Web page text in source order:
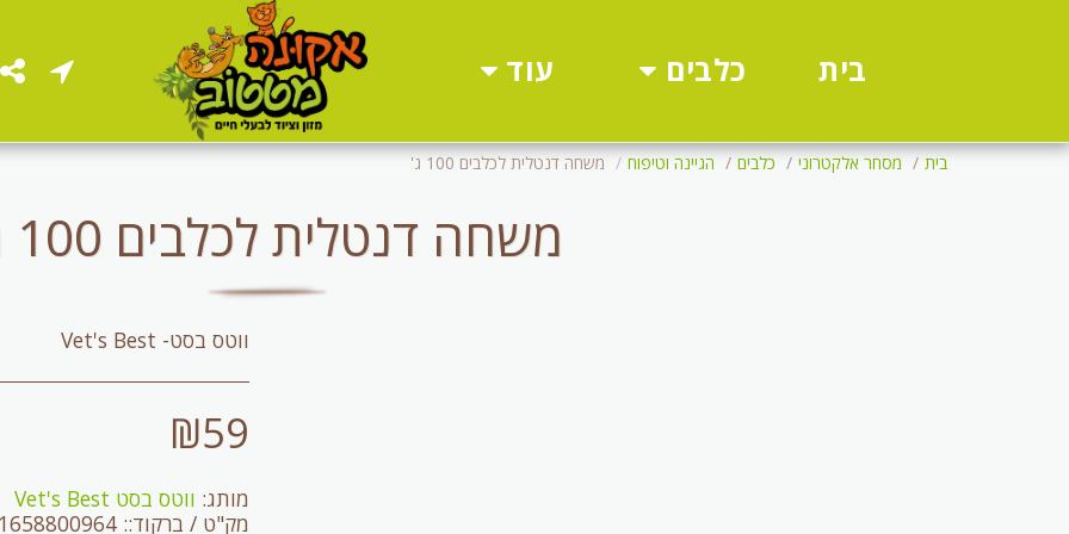
בית כלבים עוד
בית מסחר אלקטרוני כלבים הגיינה וטיפוח משחה דנטלית לכלבים 100 ג'
משחה דנטלית לכלבים 100 ג'
ווטס בסט- Vet's Best
₪59
מותג: ווטס בסט Vet's Best
מק"ט / ברקוד::